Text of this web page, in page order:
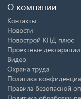
О компании
Контакты
Новости
Новострой КПД плюс
Проектные декларации
Видео
Охрана труда
Политика
Правила безопасной